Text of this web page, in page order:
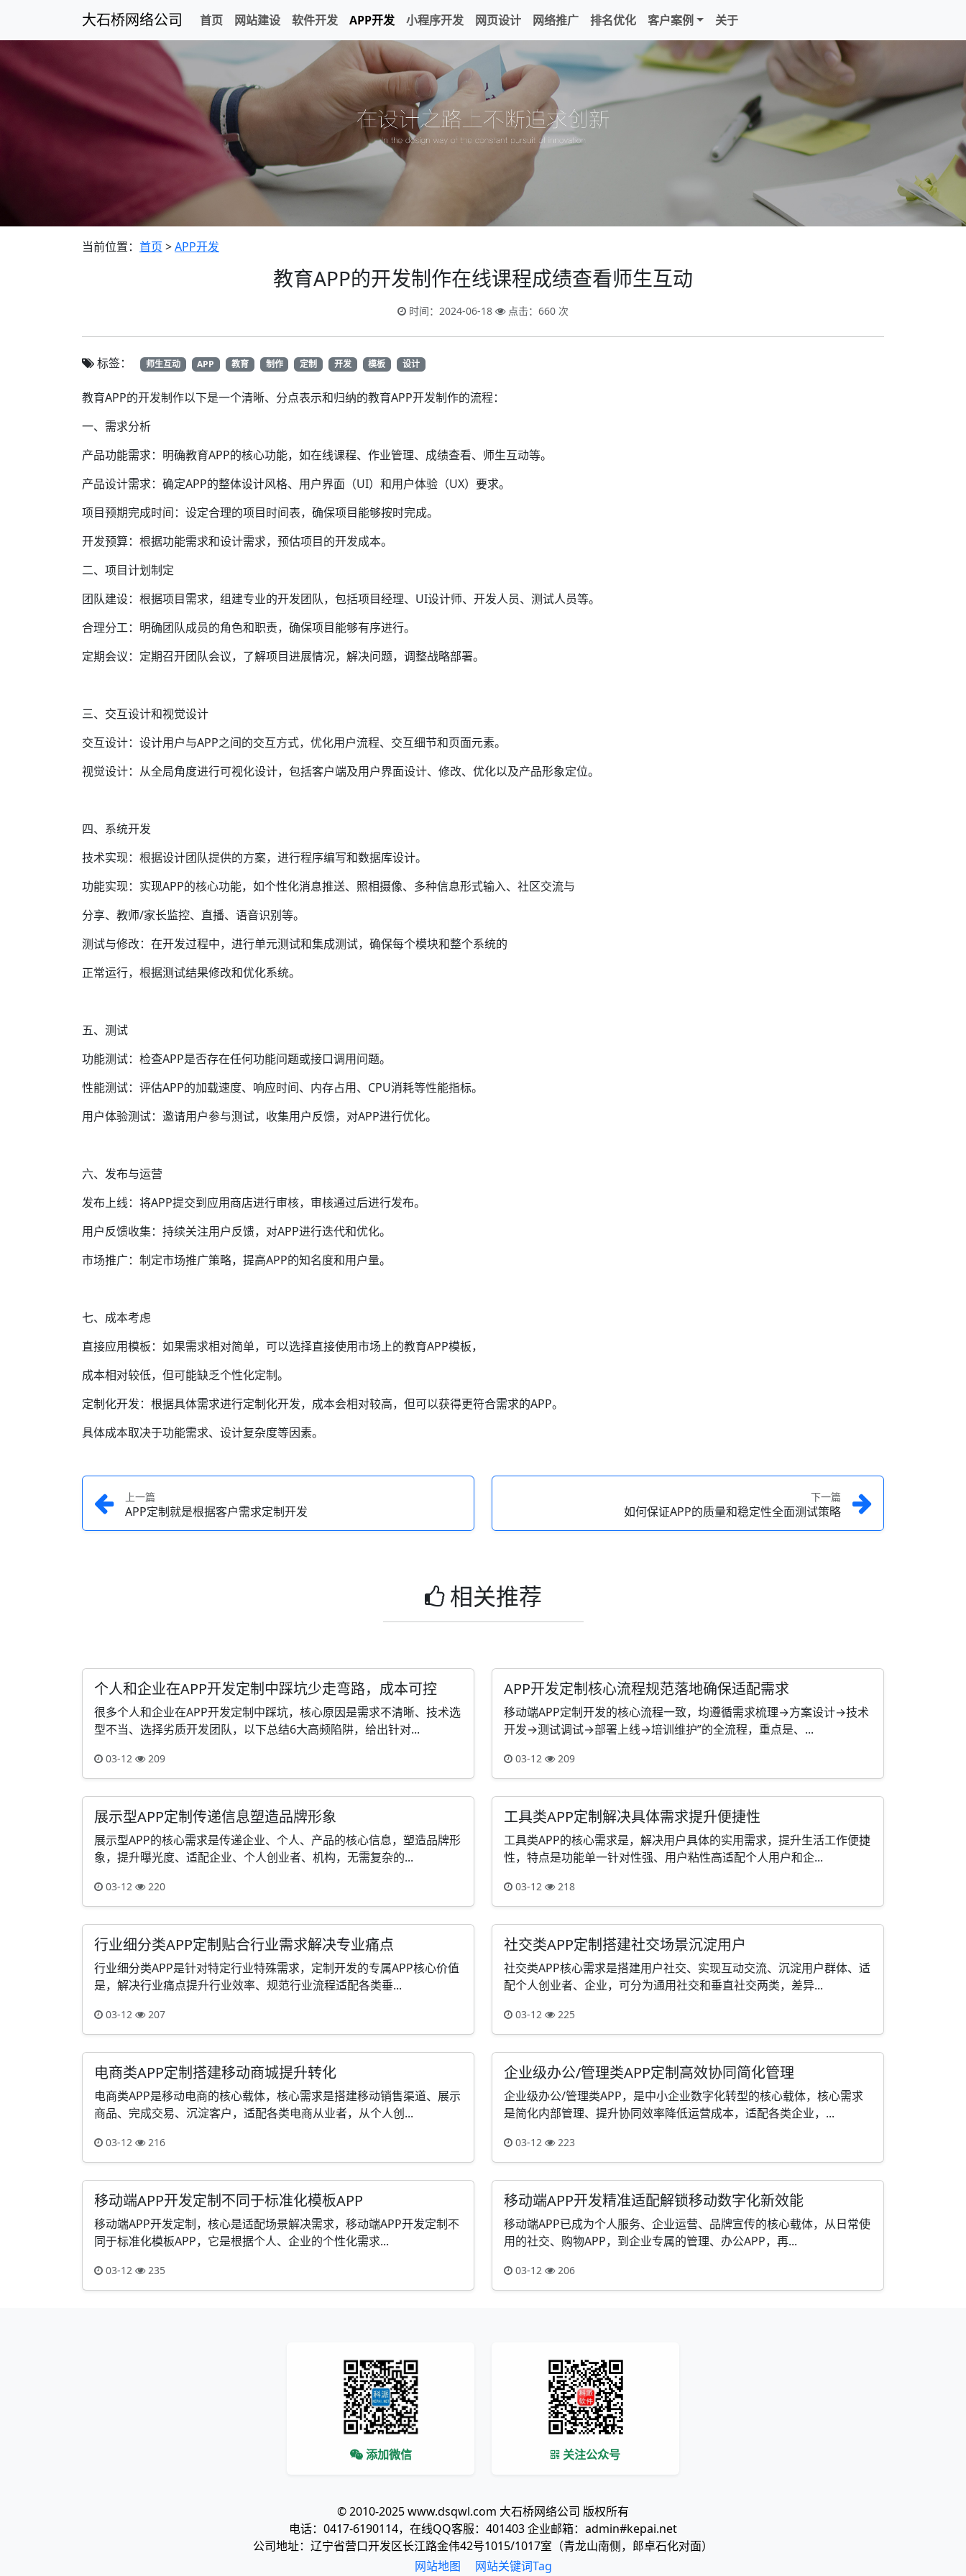
大石桥网络公司 首页 网站建设 软件开发 APP开发 小程序开发 网页设计 网络推广 排名优化 客户案例 关于
当前位置： 首页 >APP开发
教育APP的开发制作在线课程成绩查看师生互动
时间：2024-06-18 点击：660 次
标签： 师生互动 APP 教育 制作 定制 开发 模板 设计
教育APP的开发制作以下是一个清晰、分点表示和归纳的教育APP开发制作的流程：
一、需求分析
产品功能需求：明确教育APP的核心功能，如在线课程、作业管理、成绩查看、师生互动等。
产品设计需求：确定APP的整体设计风格、用户界面（UI）和用户体验（UX）要求。
项目预期完成时间：设定合理的项目时间表，确保项目能够按时完成。
开发预算：根据功能需求和设计需求，预估项目的开发成本。
二、项目计划制定
团队建设：根据项目需求，组建专业的开发团队，包括项目经理、UI设计师、开发人员、测试人员等。
合理分工：明确团队成员的角色和职责，确保项目能够有序进行。
定期会议：定期召开团队会议，了解项目进展情况，解决问题，调整战略部署。
三、交互设计和视觉设计
交互设计：设计用户与APP之间的交互方式，优化用户流程、交互细节和页面元素。
视觉设计：从全局角度进行可视化设计，包括客户端及用户界面设计、修改、优化以及产品形象定位。
四、系统开发
技术实现：根据设计团队提供的方案，进行程序编写和数据库设计。
功能实现：实现APP的核心功能，如个性化消息推送、照相摄像、多种信息形式输入、社区交流与
分享、教师/家长监控、直播、语音识别等。
测试与修改：在开发过程中，进行单元测试和集成测试，确保每个模块和整个系统的
正常运行，根据测试结果修改和优化系统。
五、测试
功能测试：检查APP是否存在任何功能问题或接口调用问题。
性能测试：评估APP的加载速度、响应时间、内存占用、CPU消耗等性能指标。
用户体验测试：邀请用户参与测试，收集用户反馈，对APP进行优化。
六、发布与运营
发布上线：将APP提交到应用商店进行审核，审核通过后进行发布。
用户反馈收集：持续关注用户反馈，对APP进行迭代和优化。
市场推广：制定市场推广策略，提高APP的知名度和用户量。
七、成本考虑
直接应用模板：如果需求相对简单，可以选择直接使用市场上的教育APP模板，
成本相对较低，但可能缺乏个性化定制。
定制化开发：根据具体需求进行定制化开发，成本会相对较高，但可以获得更符合需求的APP。
具体成本取决于功能需求、设计复杂度等因素。
上一篇
APP定制就是根据客户需求定制开发
下一篇
如何保证APP的质量和稳定性全面测试策略
相关推荐
个人和企业在APP开发定制中踩坑少走弯路，成本可控
很多个人和企业在APP开发定制中踩坑，核心原因是需求不清晰、技术选
型不当、选择劣质开发团队，以下总结6大高频陷阱，给出针对...
03-12 209
APP开发定制核心流程规范落地确保适配需求
移动端APP定制开发的核心流程一致，均遵循需求梳理→方案设计→技术
开发→测试调试→部署上线→培训维护”的全流程，重点是、...
03-12 209
展示型APP定制传递信息塑造品牌形象
展示型APP的核心需求是传递企业、个人、产品的核心信息，塑造品牌形
象，提升曝光度、适配企业、个人创业者、机构，无需复杂的...
03-12 220
工具类APP定制解决具体需求提升便捷性
工具类APP的核心需求是，解决用户具体的实用需求，提升生活工作便捷
性，特点是功能单一针对性强、用户粘性高适配个人用户和企...
03-12 218
行业细分类APP定制贴合行业需求解决专业痛点
行业细分类APP是针对特定行业特殊需求，定制开发的专属APP核心价值
是，解决行业痛点提升行业效率、规范行业流程适配各类垂...
03-12 207
社交类APP定制搭建社交场景沉淀用户
社交类APP核心需求是搭建用户社交、实现互动交流、沉淀用户群体、适
配个人创业者、企业，可分为通用社交和垂直社交两类，差异...
03-12 225
电商类APP定制搭建移动商城提升转化
电商类APP是移动电商的核心载体，核心需求是搭建移动销售渠道、展示
商品、完成交易、沉淀客户，适配各类电商从业者，从个人创...
03-12 216
企业级办公/管理类APP定制高效协同简化管理
企业级办公/管理类APP，是中小企业数字化转型的核心载体，核心需求
是简化内部管理、提升协同效率降低运营成本，适配各类企业，...
03-12 223
移动端APP开发定制不同于标准化模板APP
移动端APP开发定制，核心是适配场景解决需求，移动端APP开发定制不
同于标准化模板APP，它是根据个人、企业的个性化需求...
03-12 235
移动端APP开发精准适配解锁移动数字化新效能
移动端APP已成为个人服务、企业运营、品牌宣传的核心载体，从日常使
用的社交、购物APP，到企业专属的管理、办公APP，再...
03-12 206
添加微信 关注公众号
© 2010-2025 www.dsqwl.com 大石桥网络公司 版权所有
电话：0417-6190114，在线QQ客服：401403 企业邮箱：admin#kepai.net
公司地址：辽宁省营口开发区长江路金伟42号1015/1017室（青龙山南侧，郎卓石化对面）
网站地图
网站关键词Tag